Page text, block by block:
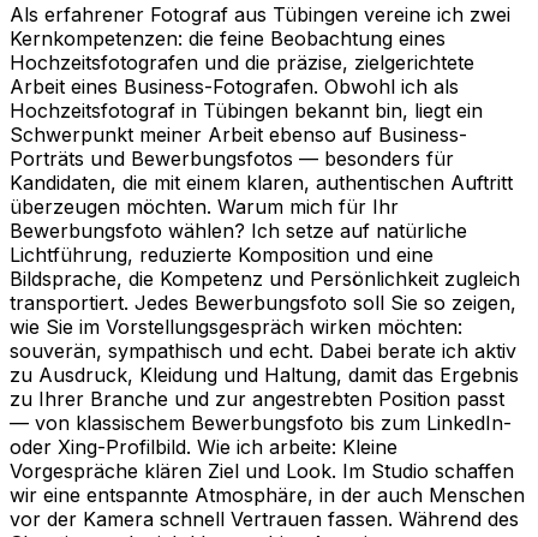
Als erfahrener Fotograf aus Tübingen vereine ich zwei
Kernkompetenzen: die feine Beobachtung eines
Hochzeitsfotografen und die präzise, zielgerichtete
Arbeit eines Business-Fotografen. Obwohl ich als
Hochzeitsfotograf in Tübingen bekannt bin, liegt ein
Schwerpunkt meiner Arbeit ebenso auf Business-
Porträts und Bewerbungsfotos — besonders für
Kandidaten, die mit einem klaren, authentischen Auftritt
überzeugen möchten. Warum mich für Ihr
Bewerbungsfoto wählen? Ich setze auf natürliche
Lichtführung, reduzierte Komposition und eine
Bildsprache, die Kompetenz und Persönlichkeit zugleich
transportiert. Jedes Bewerbungsfoto soll Sie so zeigen,
wie Sie im Vorstellungsgespräch wirken möchten:
souverän, sympathisch und echt. Dabei berate ich aktiv
zu Ausdruck, Kleidung und Haltung, damit das Ergebnis
zu Ihrer Branche und zur angestrebten Position passt
— von klassischem Bewerbungsfoto bis zum LinkedIn-
oder Xing-Profilbild. Wie ich arbeite: Kleine
Vorgespräche klären Ziel und Look. Im Studio schaffen
wir eine entspannte Atmosphäre, in der auch Menschen
vor der Kamera schnell Vertrauen fassen. Während des